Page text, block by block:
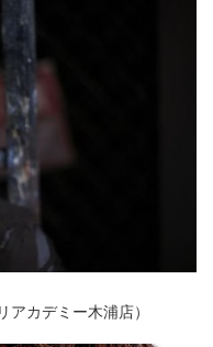
カデミー木浦店）